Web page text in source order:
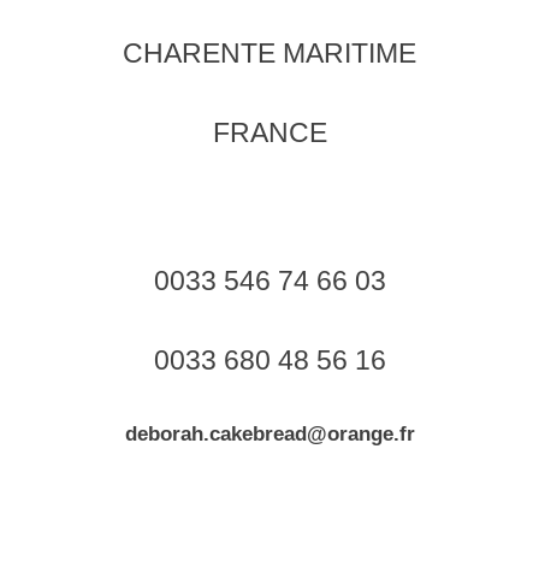
CHARENTE MARITIME
FRANCE
0033 546 74 66 03
0033 680 48 56 16
deborah.cakebread@orange.fr